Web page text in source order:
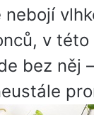
nebojí
v
bez něj